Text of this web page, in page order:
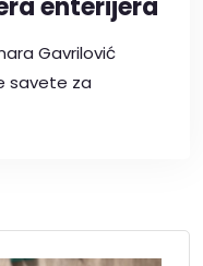
enterijera
Gavrilović
savete za